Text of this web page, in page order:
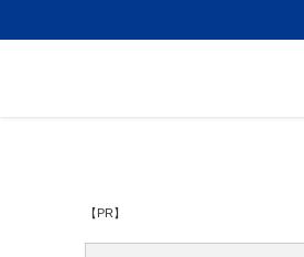
【PR】